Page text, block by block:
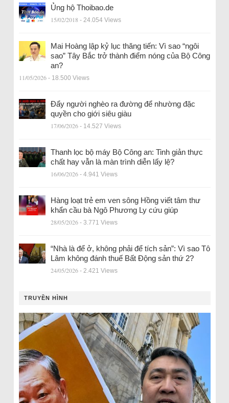
Ủng hộ Thoibao.de
15/02/2018 - 24.054 Views
Mai Hoàng lập kỷ lục thăng tiến: Vì sao “ngôi
sao” Tây Bắc trở thành điểm nóng của Bộ Công
an?
11/05/2026 - 18.500 Views
Đẩy người nghèo ra đường để nhường đặc
quyền cho giới siêu giàu
17/06/2026 - 14.527 Views
Thanh lọc bộ máy Bộ Công an: Tinh giản thực
chất hay vẫn là màn trình diễn lấy lệ?
16/06/2026 - 4.941 Views
Hàng loạt trẻ em ven sông Hồng viết tâm thư
khẩn cầu bà Ngô Phương Ly cứu giúp
28/05/2026 - 3.771 Views
“Nhà là để ở, không phải để tích sản”: Vì sao Tô
Lâm không đánh thuế Bất Động sản thứ 2?
24/05/2026 - 2.421 Views
TRUYỀN HÌNH